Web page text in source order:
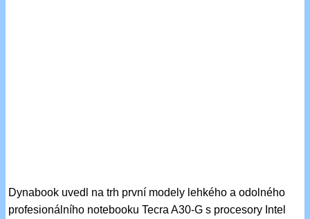
Dynabook uvedl na trh první modely lehkého a odolného
profesionálního notebooku Tecra A30-G s procesory Intel